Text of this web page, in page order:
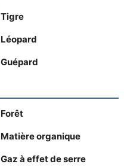
Tigre
Léopard
Guépard
Forêt
Matière organique
Gaz à effet de serre